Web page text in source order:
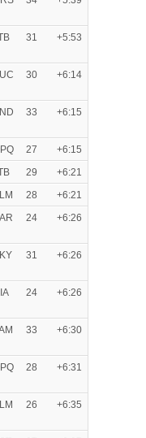
31 +5:53
30 +6:14
33 +6:15
27
+6:15
29
+6:21
28
+6:21
24 +6:26
31 +6:26
24 +6:26
33 +6:30
28 +6:31
26 +6:35